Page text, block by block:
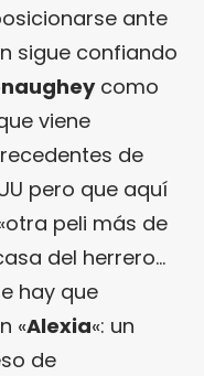
ante
sigue confiando
como
viene
de
pero que aquí
peli más de
del herrero…
hay que
«Alexia«: un
de